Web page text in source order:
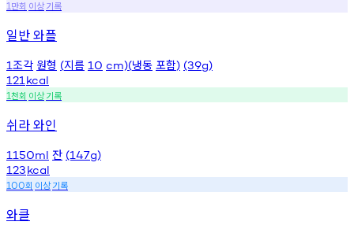
1 만회 이상기록
일반 와플
1조각 원형 (지름 10 cm)(냉동 포함) (39g)
121 kcal
1천회 이상기록
쉬라 와인
1150ml 잔 (147g)
123kcal
100회 이상기록
와클